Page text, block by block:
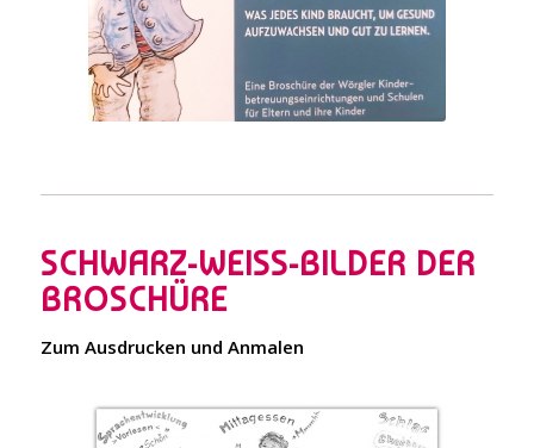
„Mir geht es gut!“
SCHWARZ-WEISS-BILDER DER B
ROSCHÜRE
Zum Ausdrucken und Anmalen